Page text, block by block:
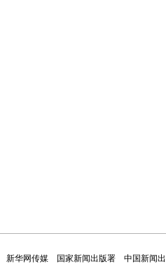
新华网传媒 国家新闻出版署
中国新闻